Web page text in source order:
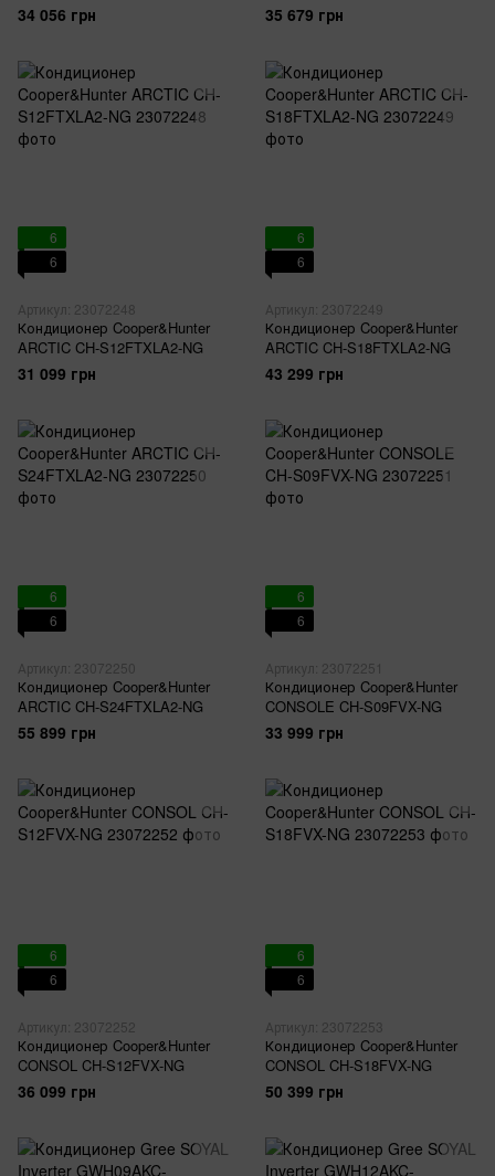
34 056 грн 35 679 грн
6
6
Артикул: 23072248
Кондиционер Cooper&Hunter
ARCTIC CH-S12FTXLA2-NG
31 099 грн
6
6
Артикул: 23072249
Кондиционер Cooper&Hunter
ARCTIC CH-S18FTXLA2-NG
43 299 грн
6
6
Артикул: 23072250
Кондиционер Cooper&Hunter
ARCTIC CH-S24FTXLA2-NG
55 899 грн
6
6
Артикул: 23072251
Кондиционер Cooper&Hunter
CONSOLE CH-S09FVX-NG
33 999 грн
6
6
Артикул: 23072252
Кондиционер Cooper&Hunter
CONSOL CH-S12FVX-NG
36 099 грн
6
6
Артикул: 23072253
Кондиционер Cooper&Hunter
CONSOL CH-S18FVX-NG
50 399 грн